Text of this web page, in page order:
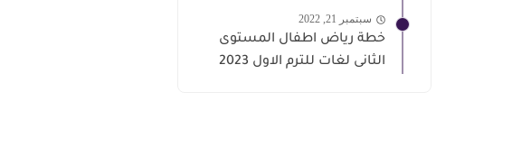
سبتمبر 21, 2022
خطة رياض اطفال المستوى
الثانى لغات للترم الاول 2023